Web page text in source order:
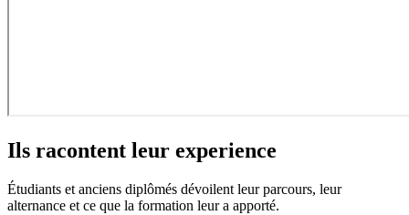
Ils racontent leur experience
Étudiants et anciens diplômés dévoilent leur parcours, leur
alternance et ce que la formation leur a apporté.